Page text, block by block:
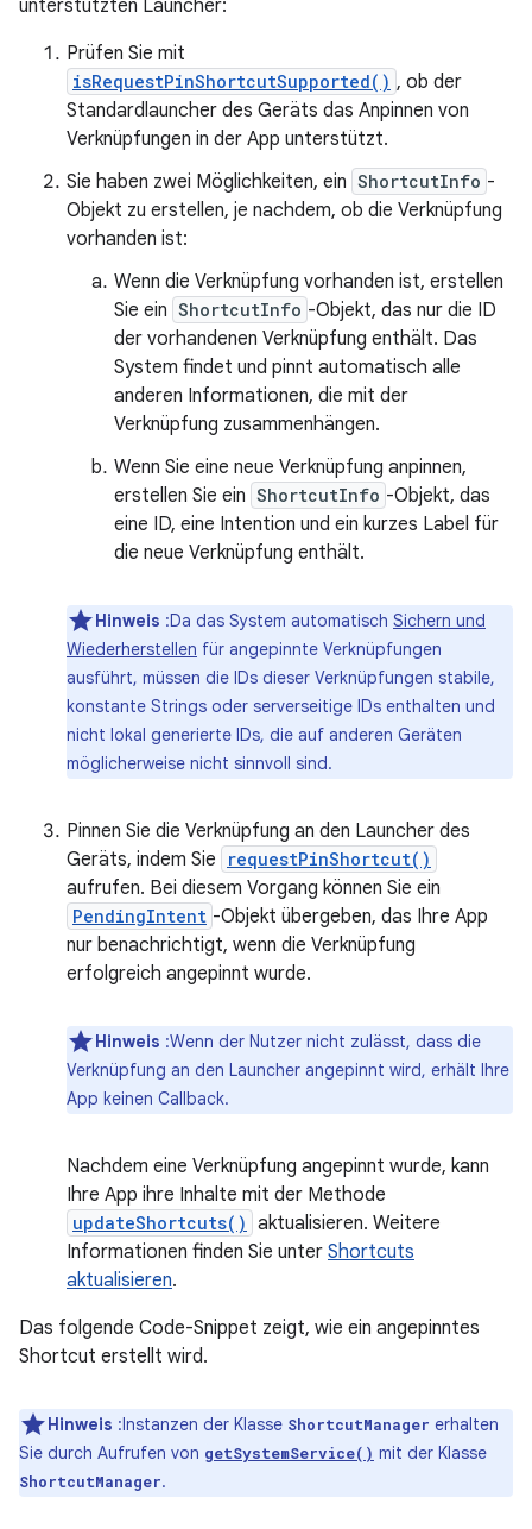
unterstützten Launcher:
Prüfen Sie mit
isRequestPinShortcutSupported() , ob der
Standardlauncher des Geräts das Anpinnen von
Verknüpfungen in der App unterstützt.
Sie haben zwei Möglichkeiten, ein ShortcutInfo -
Objekt zu erstellen, je nachdem, ob die Verknüpfung
vorhanden ist:
Wenn die Verknüpfung vorhanden ist, erstellen
Sie ein ShortcutInfo -Objekt, das nur die ID
der vorhandenen Verknüpfung enthält. Das
System findet und pinnt automatisch alle
anderen Informationen, die mit der
Verknüpfung zusammenhängen.
Wenn Sie eine neue Verknüpfung anpinnen,
erstellen Sie ein ShortcutInfo -Objekt, das
eine ID, eine Intention und ein kurzes Label für
die neue Verknüpfung enthält.
Hinweis :Da das System automatisch Sichern und
Wiederherstellen für angepinnte Verknüpfungen
ausführt, müssen die IDs dieser Verknüpfungen stabile,
konstante Strings oder serverseitige IDs enthalten und
nicht lokal generierte IDs, die auf anderen Geräten
möglicherweise nicht sinnvoll sind.
Pinnen Sie die Verknüpfung an den Launcher des
Geräts, indem Sie
requestPinShortcut()
aufrufen. Bei diesem Vorgang können Sie ein
PendingIntent -Objekt übergeben, das Ihre App
nur benachrichtigt, wenn die Verknüpfung
erfolgreich angepinnt wurde.
Hinweis :Wenn der Nutzer nicht zulässt, dass die
Verknüpfung an den Launcher angepinnt wird, erhält Ihre
App keinen Callback.
Nachdem eine Verknüpfung angepinnt wurde, kann
Ihre App ihre Inhalte mit der Methode
updateShortcuts() aktualisieren. Weitere
Informationen finden Sie unter Shortcuts
aktualisieren.
Das folgende Code-Snippet zeigt, wie ein angepinntes
Shortcut erstellt wird.
Hinweis :Instanzen der Klasse ShortcutManager erhalten
Sie durch Aufrufen von getSystemService() mit der Klasse
ShortcutManager.